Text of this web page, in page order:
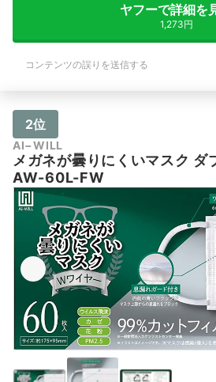
ヤフーで詳細を
1,273円
コンテンツの誤りを送信する
2位
AI−WILL
メガネが曇りにくいマスク ダ
AW-60L-FW